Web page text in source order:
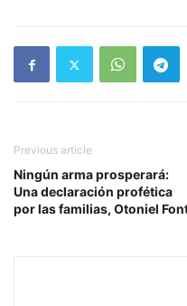
Previous article
Ningún arma prosperará:
Una declaración profética
por las familias, Otoniel